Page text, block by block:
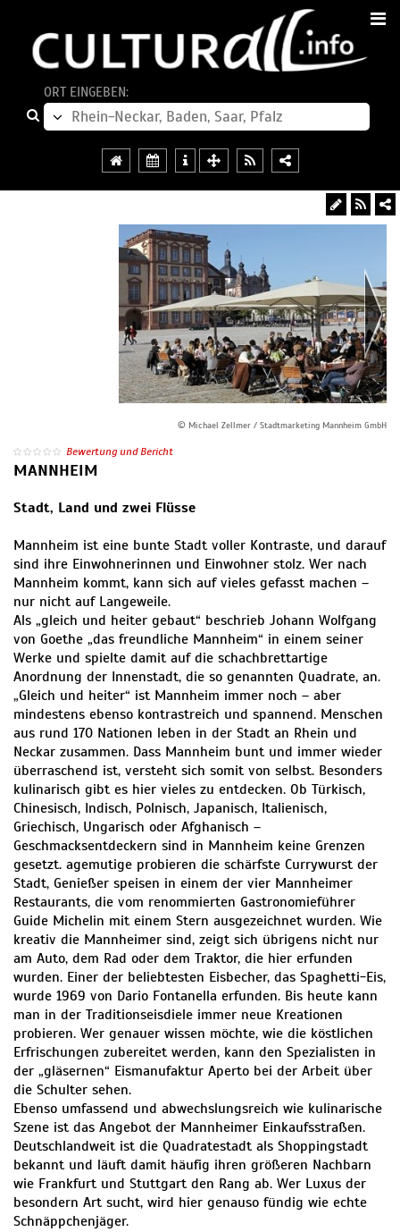
ORT EINGEBEN:
© Michael Zellmer / Stadtmarketing Mannheim GmbH
Bewertung und Bericht
MANNHEIM
Stadt, Land und zwei Flüsse
Mannheim ist eine bunte Stadt voller Kontraste, und darauf
sind ihre Einwohnerinnen und Einwohner stolz. Wer nach
Mannheim kommt, kann sich auf vieles gefasst machen –
nur nicht auf Langeweile.
Als „gleich und heiter gebaut“ beschrieb Johann Wolfgang
von Goethe „das freundliche Mannheim“ in einem seiner
Werke und spielte damit auf die schachbrettartige
Anordnung der Innenstadt, die so genannten Quadrate, an.
„Gleich und heiter“ ist Mannheim immer noch – aber
mindestens ebenso kontrastreich und spannend. Menschen
aus rund 170 Nationen leben in der Stadt an Rhein und
Neckar zusammen. Dass Mannheim bunt und immer wieder
überraschend ist, versteht sich somit von selbst. Besonders
kulinarisch gibt es hier vieles zu entdecken. Ob Türkisch,
Chinesisch, Indisch, Polnisch, Japanisch, Italienisch,
Griechisch, Ungarisch oder Afghanisch –
Geschmacksentdeckern sind in Mannheim keine Grenzen
gesetzt. agemutige probieren die schärfste Currywurst der
Stadt, Genießer speisen in einem der vier Mannheimer
Restaurants, die vom renommierten Gastronomieführer
Guide Michelin mit einem Stern ausgezeichnet wurden. Wie
kreativ die Mannheimer sind, zeigt sich übrigens nicht nur
am Auto, dem Rad oder dem Traktor, die hier erfunden
wurden. Einer der beliebtesten Eisbecher, das Spaghetti-Eis,
wurde 1969 von Dario Fontanella erfunden. Bis heute kann
man in der Traditionseisdiele immer neue Kreationen
probieren. Wer genauer wissen möchte, wie die köstlichen
Erfrischungen zubereitet werden, kann den Spezialisten in
der „gläsernen“ Eismanufaktur Aperto bei der Arbeit über
die Schulter sehen.
Ebenso umfassend und abwechslungsreich wie kulinarische
Szene ist das Angebot der Mannheimer Einkaufsstraßen.
Deutschlandweit ist die Quadratestadt als Shoppingstadt
bekannt und läuft damit häufig ihren größeren Nachbarn
wie Frankfurt und Stuttgart den Rang ab. Wer Luxus der
besondern Art sucht, wird hier genauso fündig wie echte
Schnäppchenjäger.